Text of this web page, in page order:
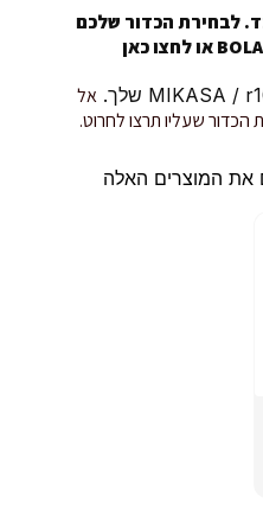
לבחירת הכדור שלכם
לחצו כאן
אל
שעליו תרצו לחרוט.
את המוצרים האלה